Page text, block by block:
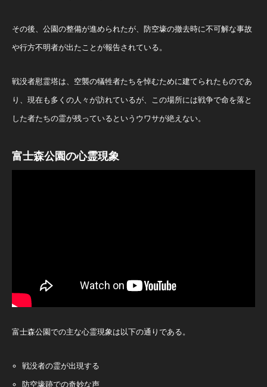
その後、公園の整備が進められたが、防空壕の撤去時に不可解な事故
や行方不明者が出たことが報告されている​。
戦没者慰霊塔は、空襲の犠牲者たちを悼むために建てられたものであ
り、現在も多くの人々が訪れているが、この場所には戦争で命を落と
した者たちの霊が残っているというウワサが絶えない。
富士森公園の心霊現象
富士森公園での主な心霊現象は以下の通りである。
戦没者の霊が出現する
防空壕跡での奇妙な声